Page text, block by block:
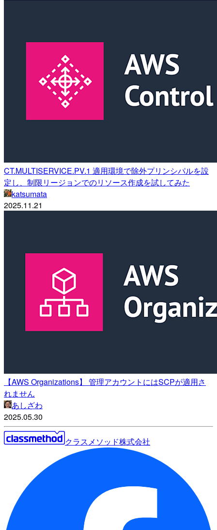
CT.MULTISERVICE.PV.1 適用環境で除外プリンシパルを設
定し、制限リージョンでのリソース作成を試してみた
katsumata
2025.11.21
【AWS Organizations】 管理アカウントにはSCPが適用さ
れません
あしざわ
2025.05.30
クラスメソッド株式会社